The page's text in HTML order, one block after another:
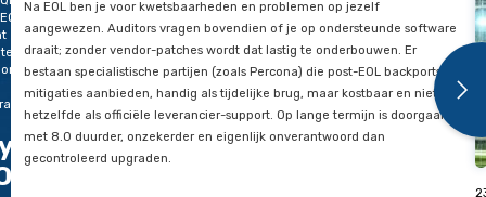
Na EOL ben je voor kwetsbaarheden en problemen op jezelf
aangewezen. Auditors vragen bovendien of je op
draait; zonder vendor-patches wordt dat lastig te
bestaan specialistische partijen (zoals Percona) die post-EOL
mitigaties aanbieden, handig als tijdelijke brug, maar